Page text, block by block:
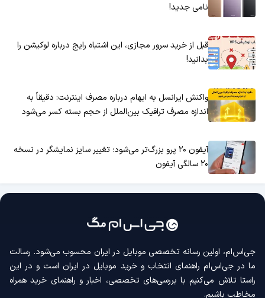
نامی جدید!
قبل از خرید سرور مجازی، این اشتباه رایج درباره لوکیشن را
بدانید!
واکنش ایرانسل به ابهام درباره مصرف اینترنت: دقیقاً به
اندازه مصرف ترافیک بین‌الملل از حجم بسته کسر می‌شود
آیفون ۲۰ پرو بزرگ‌تر می‌شود؛ تغییر سایز نمایشگر در نسخه
۲۰ سالگی آیفون
جی‌اس‌ام، اولین رسانه‌ تخصصی موبایل در ایران محسوب می‌شود. رسالت
ما در جی‌اس‌ام راهنمای انتخاب و خرید موبایل در ایران است و در این
راستا تلاش می‌کنیم با بررسی‌های تخصصی، اخبار و راهنمای خرید همراه
مخاطب باشیم.